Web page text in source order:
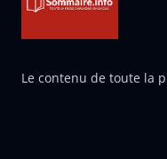
Le contenu de toute la